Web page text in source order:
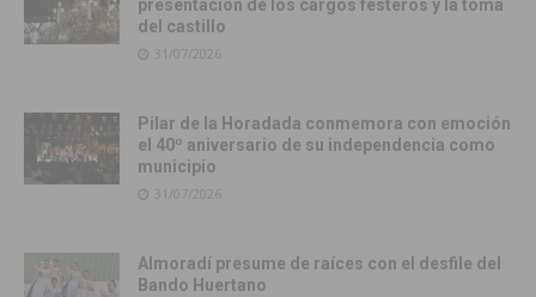
presentación de los cargos festeros y la toma
del castillo
31/07/2026
Pilar de la Horadada conmemora con emoción
el 40º aniversario de su independencia como
municipio
31/07/2026
Almoradí presume de raíces con el desfile del
Bando Huertano